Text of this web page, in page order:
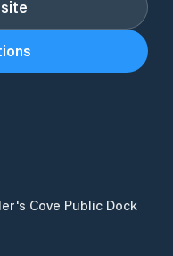
Cove Public Dock